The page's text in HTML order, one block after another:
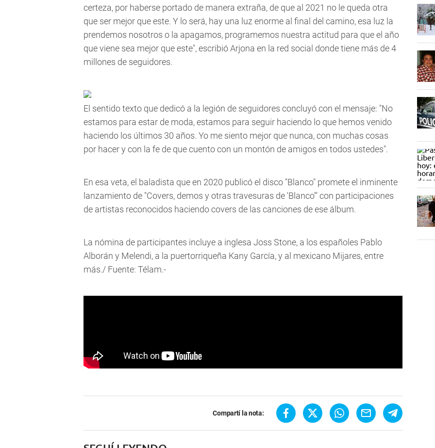
certeza, por haberse portado de manera extraña, de que al 2021 no le queda otra
que ser mejor que este. Y lo será, hay una luz enorme al final del camino,esa luz la
prendemos nosotros o la apagamos, programemos nuestra actitud para que el año
que viene sea mejor que este", escribió Arjona en la red social donde tiene más de 4
millones de seguidores.
El sentido texto que dedicó a la legión de seguidores concluyó con el mensaje: "No
estamos para estar de moda, estamos para seguir haciendo lo que hemos venido
haciendo los últimos 30 años. Yo me siento mejor que nunca, con muchas cosas
por hacer y con la fe de que cuento con un montón de amigos en todos ustedes".
En esa veta, el baladista que en 2020 publicó el disco "Blanco" promete el inminente
lanzamiento de "Covers, demos y otras travesuras de 'Blanco'" con participaciones
de artistas reconocidos haciendo covers de las canciones de ese álbum.
La nómina de participantes incluye a inglesa Joss Stone, a los españoles Pablo
Alborán y Melendi, a la puertorriqueña Kany García, y al mexicano Mijares, entre
más./ Fuente: Télam.-
Compartí la nota: